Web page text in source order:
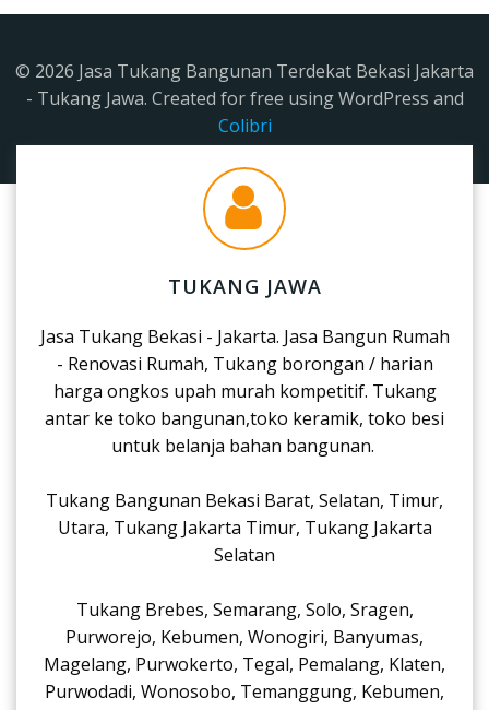
© 2026 Jasa Tukang Bangunan Terdekat Bekasi Jakarta
- Tukang Jawa. Created for free using WordPress and
Colibri
TUKANG JAWA
Jasa Tukang Bekasi - Jakarta. Jasa Bangun Rumah
- Renovasi Rumah, Tukang borongan / harian
harga ongkos upah murah kompetitif. Tukang
antar ke toko bangunan,toko keramik, toko besi
untuk belanja bahan bangunan.
Tukang Bangunan Bekasi Barat, Selatan, Timur,
Utara, Tukang Jakarta Timur, Tukang Jakarta
Selatan
Tukang Brebes, Semarang, Solo, Sragen,
Purworejo, Kebumen, Wonogiri, Banyumas,
Magelang, Purwokerto, Tegal, Pemalang, Klaten,
Purwodadi, Wonosobo, Temanggung, Kebumen,